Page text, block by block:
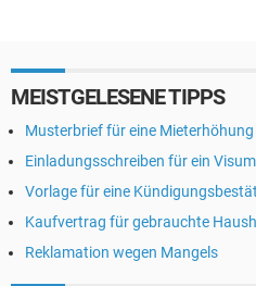
MEISTGELESENE TIPPS
Musterbrief für eine Mieterhöhung
Einladungsschreiben für ein Visum
Vorlage für eine
Kaufvertrag für gebrauchte
Reklamation wegen Mangels